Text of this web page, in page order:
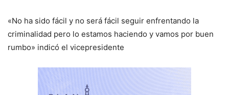
«No ha sido fácil y no será fácil seguir enfrentando la
criminalidad pero lo estamos haciendo y vamos por buen
rumbo» indicó el vicepresidente